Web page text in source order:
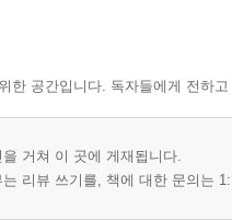
한 공간입니다. 독자들에게 전하
거쳐 이 곳에 게재됩니다.
리뷰 쓰기를, 책에 대한 문의는